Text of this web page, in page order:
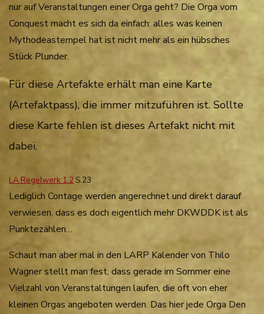
nur auf Veranstaltungen einer Orga geht? Die Orga vom
Conquest macht es sich da einfach: alles was keinen
Mythodeastempel hat ist nicht mehr als ein hübsches
Stück Plunder.
Für diese Artefakte erhält man eine Karte
(Artefaktpass), die immer mitzuführen ist. Sollte
diese Karte fehlen ist dieses Artefakt nicht mit
dabei.
LA Regelwerk 1.2S.23
Lediglich Contage werden angerechnet und direkt darauf
verwiesen, dass es doch eigentlich mehr DKWDDK ist als
Punktezählen…
Schaut man aber mal in den LARP Kalender von Thilo
Wagner stellt man fest, dass gerade im Sommer eine
Vielzahl von Veranstaltungen laufen, die oft von eher
kleinen Orgas angeboten werden. Das hier jede Orga Den